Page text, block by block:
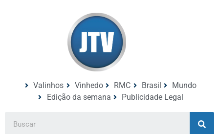
Valinhos Vinhedo RMC Brasil
Mundo
Edição da semana
Publicidade Legal